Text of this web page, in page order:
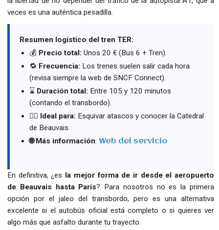
veces es una auténtica pesadilla.
Resumen logístico del tren TER:
💰 Precio total: Unos 20 € (Bus 6 + Tren).
🔁 Frecuencia: Los trenes suelen salir cada hora
(revisa siempre la web de SNCF Connect).
⌛ Duración total: Entre 105 y 120 minutos
(contando el transbordo).
👌🏻 Ideal para: Esquivar atascos y conocer la Catedral
de Beauvais.
🌐 Más información: Web del servicio
En definitiva, ¿es la mejor forma de ir desde el aeropuerto
de Beauvais hasta París? Para nosotros no es la primera
opción por el jaleo del transbordo, pero es una alternativa
excelente si el autobús oficial está completo o si quieres ver
algo más que asfalto durante tu trayecto.